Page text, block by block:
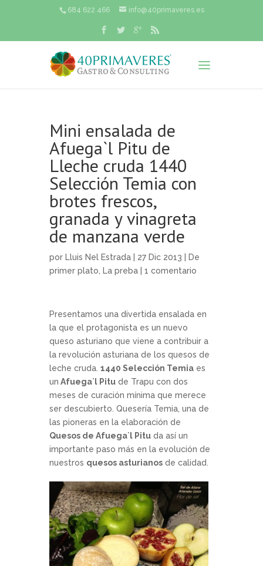
684 622 466 info@40primaveres.es
Mini ensalada de
Afuega`l Pitu de
Lleche cruda 1440
Selección Temia con
brotes frescos,
granada y vinagreta
de manzana verde
por Lluis Nel Estrada | 27 Dic 2013 |
De
primer plato
La preba 1 comentario
Presentamos una divertida ensalada en
la que el protagonista es un nuevo
queso asturiano que viene a contribuir a
la revolución asturiana de los quesos de
leche cruda. 1440 Selección Temia es
un Afuega`l Pitu de Trapu con dos
meses de curación mínima que merece
ser descubierto. Quesería Temia, una de
las pioneras en la elaboración de
Quesos de Afuega`l Pitu da así un
importante paso más en la evolución de
nuestros quesos asturianos de calidad.